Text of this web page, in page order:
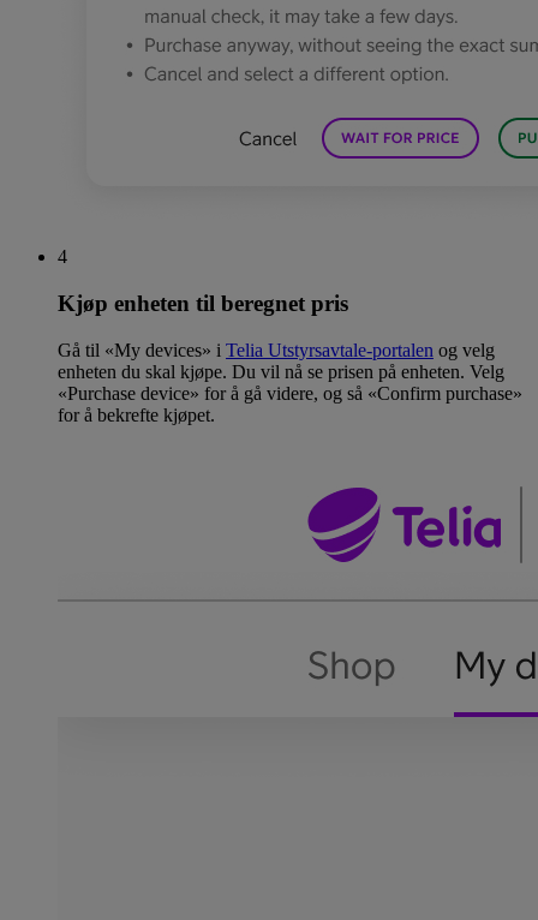
4
Kjøp enheten til beregnet pris
Gå til «My devices» i Telia Utstyrsavtale-portalen og velg
enheten du skal kjøpe. Du vil nå se prisen på enheten. Velg
«Purchase device» for å gå videre, og så «Confirm purchase»
for å bekrefte kjøpet.